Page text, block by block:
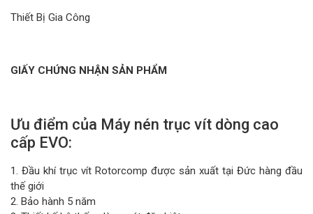
Thiết Bị Gia Công
GIẤY CHỨNG NHẬN SẢN PHẨM
Ưu điểm của Máy nén trục vít dòng cao
cấp EVO:
1. Đầu khí trục vít Rotorcomp được sản xuất tại Đức hàng đầu
thế giới
2. Bảo hành 5 năm